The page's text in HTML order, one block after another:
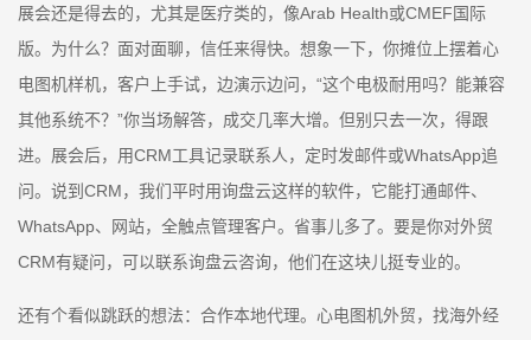
展会还是得去的，尤其是医疗类的，像Arab Health或CMEF国际
版。为什么？面对面聊，信任来得快。想象一下，你摊位上摆着心
电图机样机，客户上手试，边演示边问，“这个电极耐用吗？能兼容
其他系统不？”你当场解答，成交几率大增。但别只去一次，得跟
进。展会后，用CRM工具记录联系人，定时发邮件或WhatsApp追
问。说到CRM，我们平时用询盘云这样的软件，它能打通邮件、
WhatsApp、网站，全触点管理客户。省事儿多了。要是你对外贸
CRM有疑问，可以联系询盘云咨询，他们在这块儿挺专业的。
还有个看似跳跃的想法：合作本地代理。心电图机外贸，找海外经